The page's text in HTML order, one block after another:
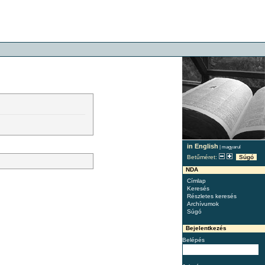
in English | magyarul
Betűméret:
Súgó
NDA
Címlap
Keresés
Részletes keresés
Archívumok
Súgó
Bejelentkezés
Belépés